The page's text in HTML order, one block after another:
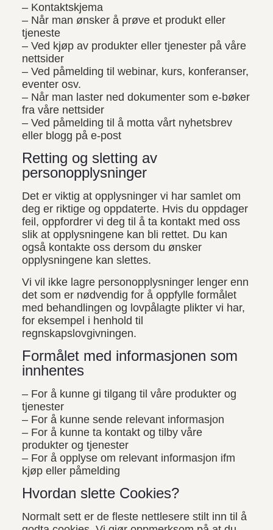
– Kontaktskjema
– Når man ønsker å prøve et produkt eller
tjeneste
– Ved kjøp av produkter eller tjenester på våre
nettsider
– Ved påmelding til webinar, kurs, konferanser,
eventer osv.
– Når man laster ned dokumenter som e-bøker
fra våre nettsider
– Ved påmelding til å motta vårt nyhetsbrev
eller blogg på e-post
Retting og sletting av
personopplysninger
Det er viktig at opplysninger vi har samlet om
deg er riktige og oppdaterte. Hvis du oppdager
feil, oppfordrer vi deg til å ta kontakt med oss
slik at opplysningene kan bli rettet. Du kan
også kontakte oss dersom du ønsker
opplysningene kan slettes.
Vi vil ikke lagre personopplysninger lenger enn
det som er nødvendig for å oppfylle formålet
med behandlingen og lovpålagte plikter vi har,
for eksempel i henhold til
regnskapslovgivningen.
Formålet med informasjonen som
innhentes
– For å kunne gi tilgang til våre produkter og
tjenester
– For å kunne sende relevant informasjon
– For å kunne ta kontakt og tilby våre
produkter og tjenester
– For å opplyse om relevant informasjon ifm
kjøp eller påmelding
Hvordan slette Cookies?
Normalt sett er de fleste nettlesere stilt inn til å